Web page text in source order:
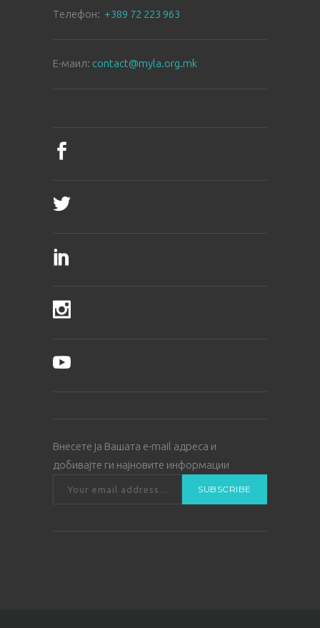
Tелефон: +389 72 223 963
E-маил: contact@myla.org.mk
Внесете ја Вашата е-mail адреса и
добивајте ги најновите информации